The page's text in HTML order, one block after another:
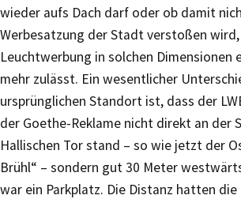
wieder aufs Dach darf oder ob damit
Werbesatzung der Stadt verstoßen
Leuchtwerbung in solchen Dimensionen
mehr zulässt. Ein wesentlicher
ursprünglichen Standort ist, dass der
der Goethe-Reklame nicht direkt an der
Hallischen Tor stand – so wie jetzt der
Brühl“ – sondern gut 30 Meter
war ein Parkplatz. Die Distanz hatten die